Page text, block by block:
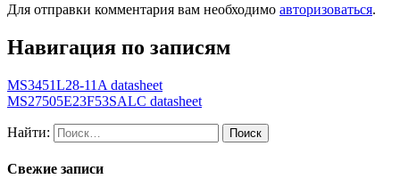
Для отправки комментария вам необходимо авторизоваться.
Навигация по записям
MS3451L28-11A datasheet
MS27505E23F53SALC datasheet
Найти:
Свежие записи